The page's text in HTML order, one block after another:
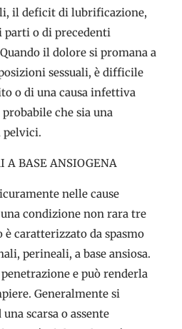
il deficit di lubrificazione,
o di precedenti
il dolore si promana a
sessuali, è difficile
o di una causa infettiva
che sia una
pelvici.
A BASE ANSIOGENA
nelle cause
condizione non rara tre
è caratterizzato da spasmo
perineali, a base ansiosa.
e può renderla
Generalmente si
scarsa o assente